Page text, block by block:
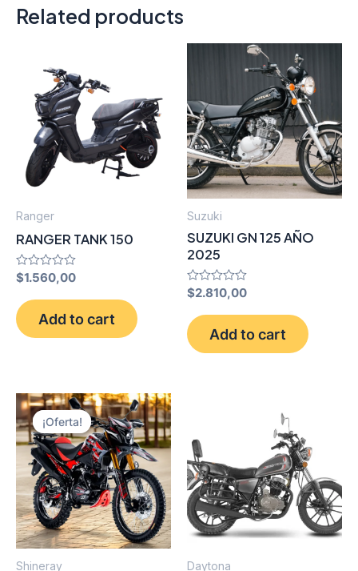
Related products
Ranger
RANGER TANK 150
Rated
out
of
5
$1.560,00
Add to cart
Suzuki
SUZUKI GN 125 AÑO
2025
Rated
out
of
5
$2.810,00
Add to cart
¡Oferta!
¡Oferta!
Shineray Daytona